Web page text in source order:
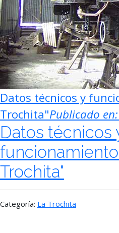
Datos técnicos y
Trochita"Publicado en:
Datos técnicos
Trochita"
Categoría: La Trochita